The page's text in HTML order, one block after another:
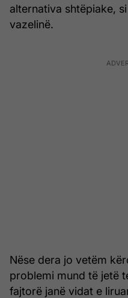
alternativa shtëpiake,
vazelinë.
Nëse dera jo vetëm
problemi mund të jetë
fajtorë janë vidat e